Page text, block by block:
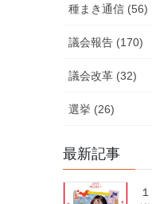
種まき通信 (56)
議会報告 (170)
議会改革 (32)
選挙 (26)
最新記事